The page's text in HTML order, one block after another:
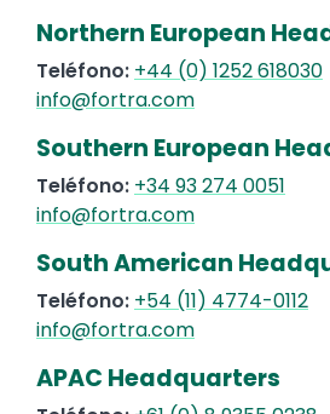
Northern European
Teléfono: +44 (0) 1252 618030
info@fortra.com
Southern European
Teléfono: +34 93 274 0051
info@fortra.com
South American
Teléfono: +54 (11) 4774-0112
info@fortra.com
APAC Headquarters